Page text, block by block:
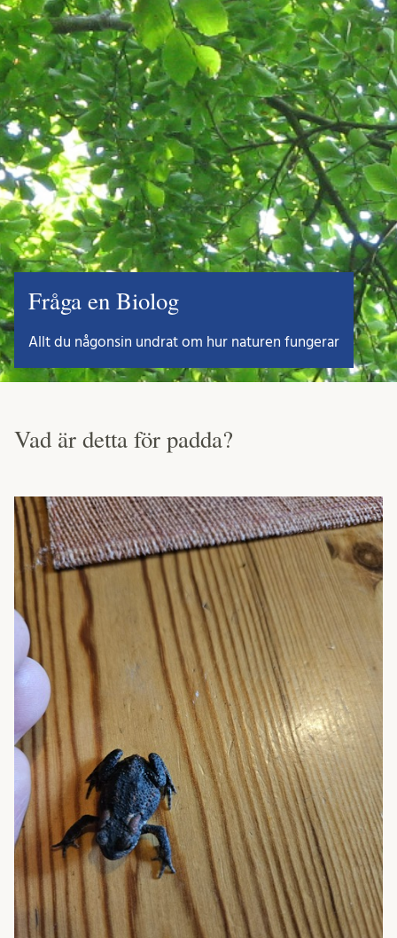
Fråga en Biolog
Allt du någonsin undrat om hur naturen fungerar
Vad är detta för padda?